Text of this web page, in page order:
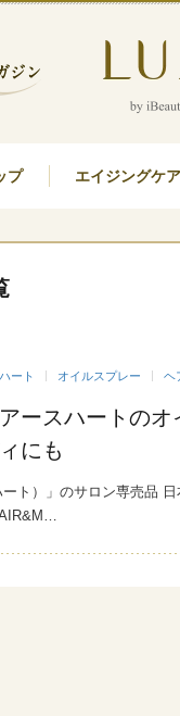
プ エイジングケア
ート オイルスプレー ヘ
ースハートのオ
にも
ト）」のサロン専売品